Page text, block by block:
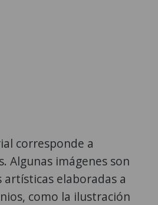
corresponde a
Algunas imágenes son
elaboradas a
como la ilustración